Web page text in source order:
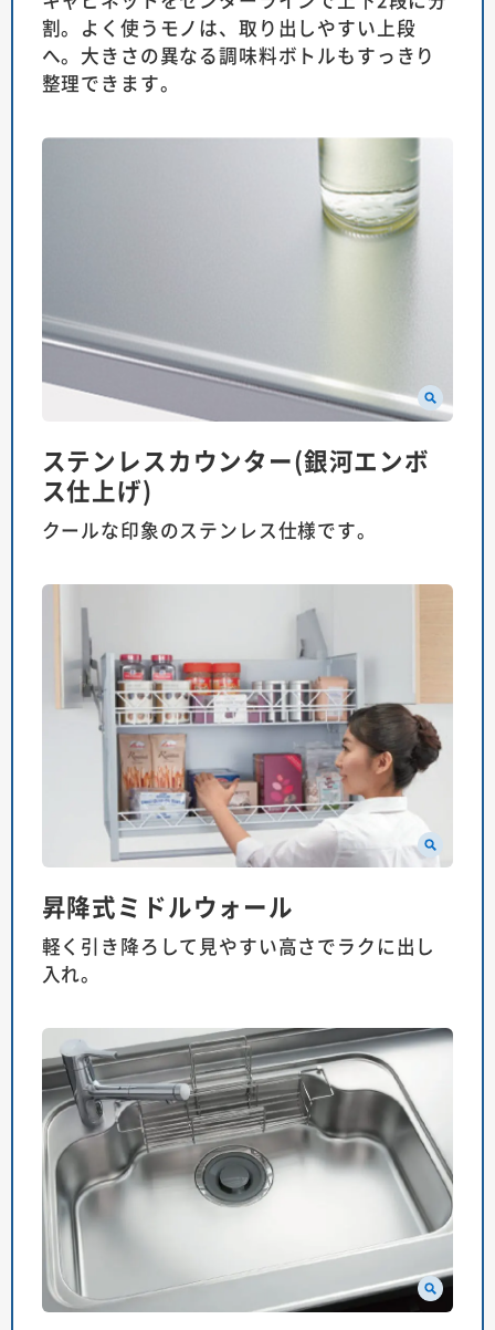
割。よく使うモノは、取り出しやすい上段
へ。大きさの異なる調味料ボトルもすっきり
整理できます。
ステンレスカウンター(銀河エンボ
ス仕上げ)
クールな印象のステンレス仕様です。
昇降式ミドルウォール
軽く引き降ろして見やすい高さでラクに出し
入れ。